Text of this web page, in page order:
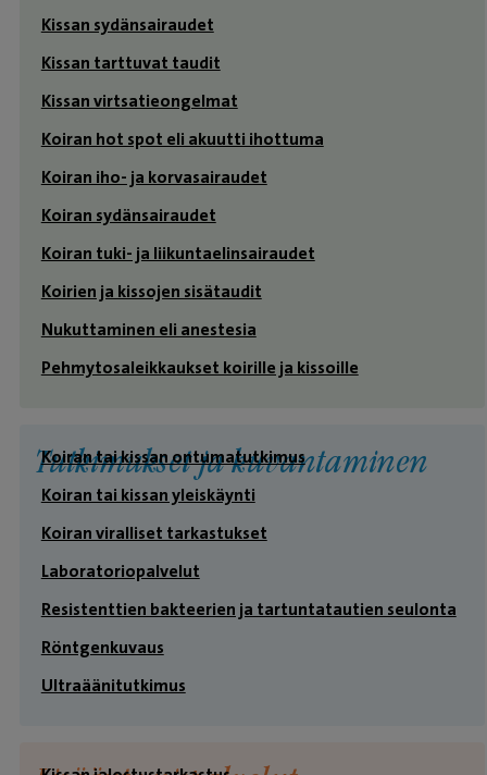
Kissan sydänsairaudet
Kissan tarttuvat taudit
Kissan virtsatieongelmat
Koiran hot spot eli akuutti ihottuma
Koiran iho- ja korvasairaudet
Koiran sydänsairaudet
Koiran tuki- ja liikuntaelinsairaudet
Koirien ja kissojen sisätaudit
Nukuttaminen eli anestesia
Pehmytosaleikkaukset koirille ja kissoille
Tutkimukset ja kuvantaminen
Koiran tai kissan ontumatutkimus
Koiran tai kissan yleiskäynti
Koiran viralliset tarkastukset
Laboratoriopalvelut
Resistenttien bakteerien ja tartuntatautien seulonta
Röntgenkuvaus
Ultraäänitutkimus